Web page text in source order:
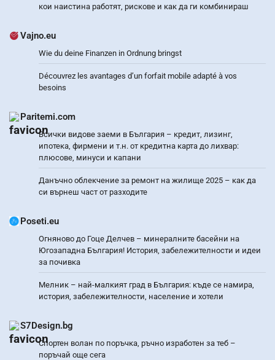
кои наистина работят, рискове и как да ги комбинираш
Vajno.eu
Wie du deine Finanzen in Ordnung bringst
Découvrez les avantages d’un forfait mobile adapté à vos
besoins
Paritemi.com
Всички видове заеми в България – кредит, лизинг,
ипотека, фирмени и т.н. от кредитна карта до лихвар:
плюсове, минуси и капани
Данъчно облекчение за ремонт на жилище 2025 – как да
си върнеш част от разходите
Poseti.eu
Огняново до Гоце Делчев – минералните басейни на
Югозападна България! История, забележителности и идеи
за почивка
Мелник – най-малкият град в България: къде се намира,
история, забележителности, население и хотели
S7Design.bg
Спортен волан по поръчка, ръчно изработен за теб –
поръчай още сега